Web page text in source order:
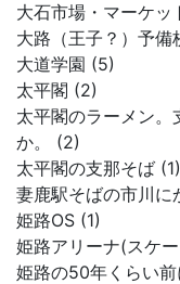
大石市場・マーケ
大路（王子？）予備
大道学園 (5)
太平閣 (2)
太平閣のラーメン。
か。 (2)
太平閣の支那そば (1)
妻鹿駅そばの市川に
姫路OS (1)
姫路アリーナ(スケ
姫路の50年くらい